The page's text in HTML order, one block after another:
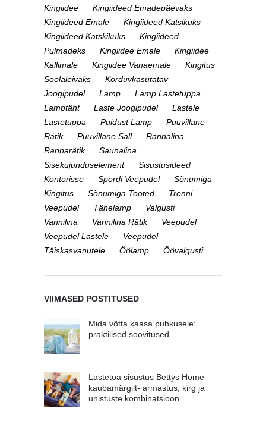
Kingiidee
Kingiideed Emadepäevaks
Kingiideed Emale
Kingiideed Katsikuks
Kingiideed Katskikuks
Kingiideed
Pulmadeks
Kingiidee Emale
Kingiidee
Kallimale
Kingiidee Vanaemale
Kingitus
Soolaleivaks
Korduvkasutatav
Joogipudel
Lamp
Lamp Lastetuppa
Lamptäht
Laste Joogipudel
Lastele
Lastetuppa
Puidust Lamp
Puuvillane
Rätik
Puuvillane Sall
Rannalina
Rannarätik
Saunalina
Sisekujunduselement
Sisustusideed
Kontorisse
Spordi Veepudel
Sõnumiga
Kingitus
Sõnumiga Tooted
Trenni
Veepudel
Tähelamp
Valgusti
Vannilina
Vannilina Rätik
Veepudel
Veepudel Lastele
Veepudel
Täiskasvanutele
Öölamp Öövalgusti
VIIMASED POSTITUSED
Mida võtta kaasa puhkusele:
praktilised soovitused
Lastetoa sisustus Bettys Home
kaubamärgilt- armastus, kirg ja
unistuste kombinatsioon